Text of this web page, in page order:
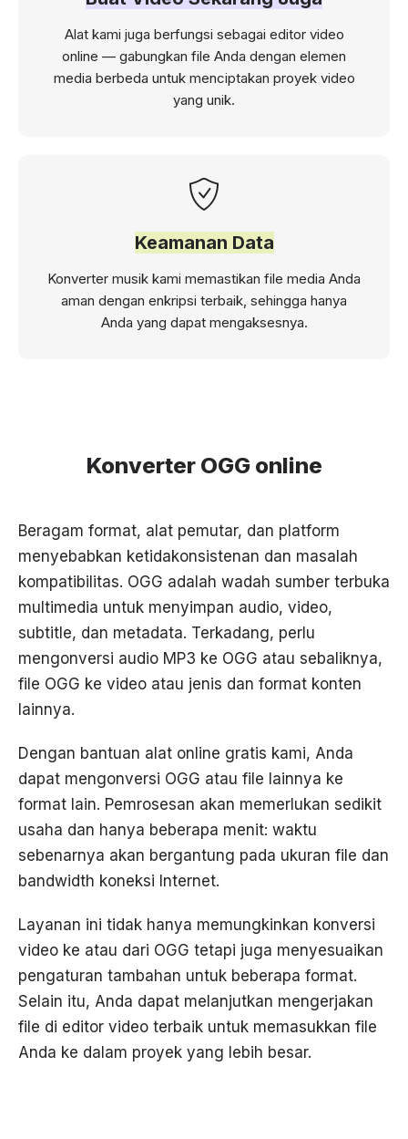
Alat kami juga berfungsi sebagai editor video
online — gabungkan file Anda dengan elemen
media berbeda untuk menciptakan proyek video
yang unik.
Keamanan Data
Konverter musik kami memastikan file media Anda
aman dengan enkripsi terbaik, sehingga hanya
Anda yang dapat mengaksesnya.
Konverter OGG online
Beragam format, alat pemutar, dan platform
menyebabkan ketidakonsistenan dan masalah
kompatibilitas. OGG adalah wadah sumber terbuka
multimedia untuk menyimpan audio, video,
subtitle, dan metadata. Terkadang, perlu
mengonversi audio MP3 ke OGG atau sebaliknya,
file OGG ke video atau jenis dan format konten
lainnya.
Dengan bantuan alat online gratis kami, Anda
dapat mengonversi OGG atau file lainnya ke
format lain. Pemrosesan akan memerlukan sedikit
usaha dan hanya beberapa menit: waktu
sebenarnya akan bergantung pada ukuran file dan
bandwidth koneksi Internet.
Layanan ini tidak hanya memungkinkan konversi
video ke atau dari OGG tetapi juga menyesuaikan
pengaturan tambahan untuk beberapa format.
Selain itu, Anda dapat melanjutkan mengerjakan
file di editor video terbaik untuk memasukkan file
Anda ke dalam proyek yang lebih besar.